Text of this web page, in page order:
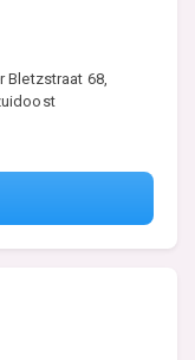
Bletzstraat 68,